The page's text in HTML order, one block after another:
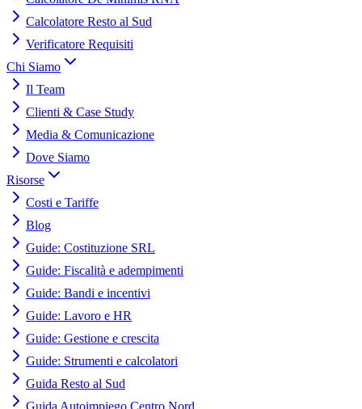
Calcolatore Resto al Sud
Verificatore Requisiti
Chi Siamo
Il Team
Clienti & Case Study
Media & Comunicazione
Dove Siamo
Risorse
Costi e Tariffe
Blog
Guide: Costituzione SRL
Guide: Fiscalità e adempimenti
Guide: Bandi e incentivi
Guide: Lavoro e HR
Guide: Gestione e crescita
Guide: Strumenti e calcolatori
Guida Resto al Sud
Guida Autoimpiego Centro Nord